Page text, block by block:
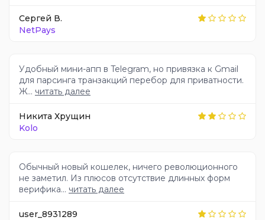
Сергей В.
NetPays
Удобный мини-апп в Telegram, но привязка к Gmail
для парсинга транзакций перебор для приватности.
Ж... читать далее
Никита Хрущин
Kolo
Обычный новый кошелек, ничего революционного
не заметил. Из плюсов отсутствие длинных форм
верифика... читать далее
user_8931289